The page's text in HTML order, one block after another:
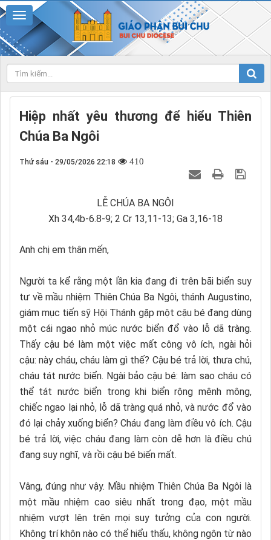
Hiệp nhất yêu thương để hiểu Thiên
Chúa Ba Ngôi
Thứ sáu - 29/05/2026 22:18 410
LỄ CHÚA BA NGÔI
Xh 34,4b-6.8-9; 2 Cr 13,11-13; Ga 3,16-18
Anh chị em thân mến,
Người ta kể rằng một lần kia đang đi trên bãi biển suy
tư về mầu nhiệm Thiên Chúa Ba Ngôi, thánh Augustino,
giám mục tiến sỹ Hội Thánh gặp một cậu bé đang dùng
một cái ngao nhỏ múc nước biển đổ vào lỗ dã tràng.
Thấy cậu bé làm một việc mất công vô ích, ngài hỏi
cậu: này cháu, cháu làm gì thế? Cậu bé trả lời, thưa chú,
cháu tát nước biển. Ngài bảo cậu bé: làm sao cháu có
thể tát nước biển trong khi biển rộng mênh mông,
chiếc ngao lại nhỏ, lỗ dã tràng quá nhỏ, và nước đổ vào
đó lại chảy xuống biển? Cháu đang làm điều vô ích. Cậu
bé trả lời, việc cháu đang làm còn dễ hơn là điều chú
đang suy nghĩ, và rồi cậu bé biến mất.
Vâng, đúng như vậy. Mầu nhiệm Thiên Chúa Ba Ngôi là
một mầu nhiệm cao siêu nhất trong đạo, một mầu
nhiệm vượt lên trên mọi suy tưởng của con người.
Không trí khôn nào có thể hiểu thấu, không ngôn từ nào